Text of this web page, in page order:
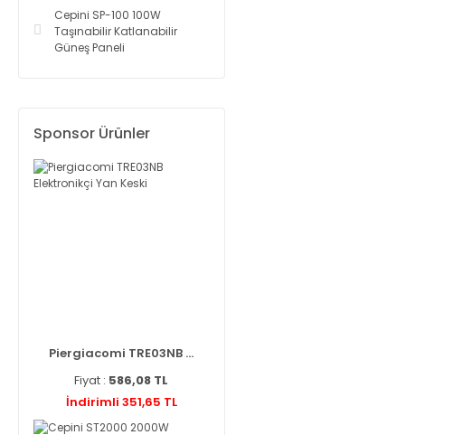
Cepini SP-100 100W
Taşınabilir Katlanabilir
Güneş Paneli
Sponsor Ürünler
Piergiacomi TRE03NB ...
Fiyat : 586,08 TL
İndirimli 351,65 TL